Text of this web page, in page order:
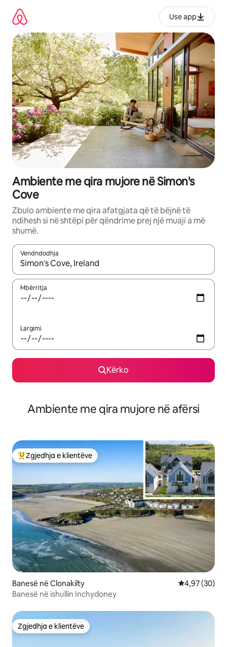
përmbajtja
Use app
Ambiente me qira mujore në Simon's
Cove
Zbulo ambiente me qira afatgjata që të bëjnë të
ndihesh si në shtëpi për qëndrime prej një muaji a më
shumë.
Vendndodhja
Kur rezultatet të jenë të disponueshme, lëviz me butonat e
Mbërritja
Largimi
Kërko
Ambiente me qira mujore në afërsi
Më të mirat e zgjedhjeve të klientëve
Zgjedhja e klientëve
Banesë në Clonakilty Vlerësimi
4,97 (30)
Banesë në ishullin Inchydoney
Zgjedhja e klientëve
Zgjedhja e klientëve